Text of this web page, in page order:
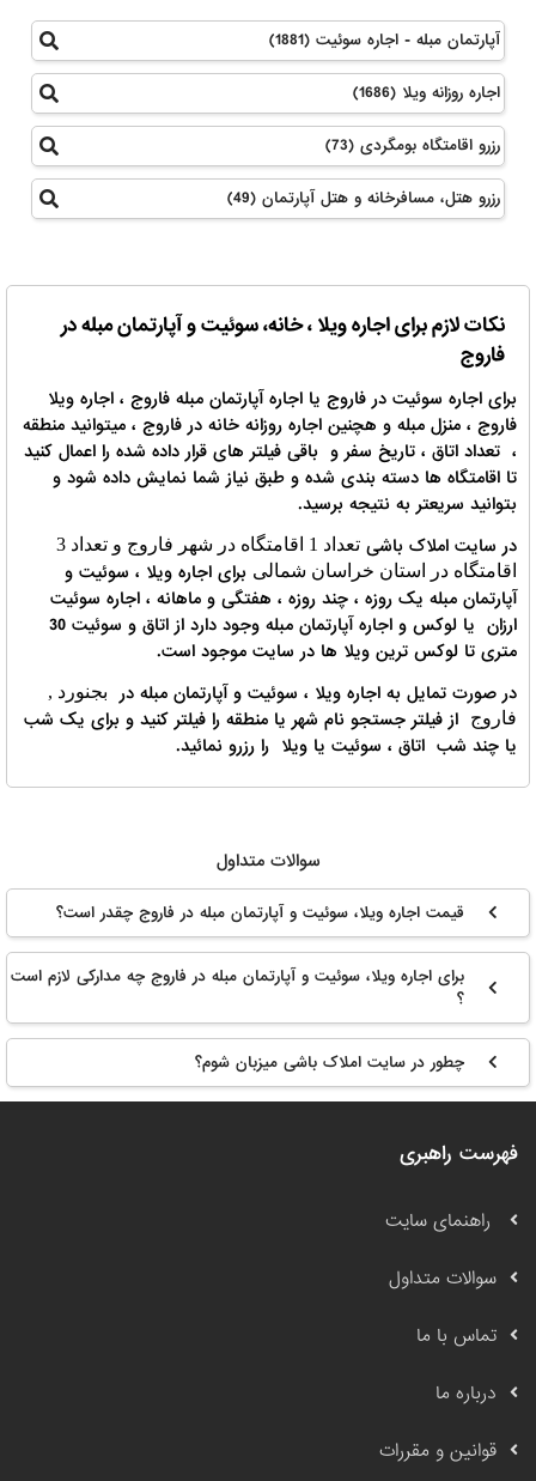
آپارتمان مبله - اجاره سوئیت (1881)
اجاره روزانه ویلا (1686)
رزرو اقامتگاه بومگردی (73)
رزرو هتل، مسافرخانه و هتل آپارتمان (49)
نکات لازم برای اجاره ویلا ، خانه، سوئیت و آپارتمان مبله در
فاروج
برای اجاره سوئیت در فاروج یا اجاره آپارتمان مبله فاروج ، اجاره ویلا
فاروج ، منزل مبله و هچنین اجاره روزانه خانه در فاروج ، میتوانید منطقه
، تعداد اتاق ، تاریخ سفر و باقی فیلتر های قرار داده شده را اعمال کنید
تا اقامتگاه ها دسته بندی شده و طبق نیاز شما نمایش داده شود و
بتوانید سریعتر به نتیجه برسید.
در سایت املاک باشی
تعداد 1 اقامتگاه در شهر فاروج و تعداد 3
اقامتگاه در استان خراسان شمالی برای اجاره ویلا ، سوئیت و
آپارتمان مبله یک روزه ، چند روزه ، هفتگی و ماهانه ، اجاره سوئیت
ارزان یا لوکس و اجاره آپارتمان مبله وجود دارد از اتاق و سوئیت 30
متری تا لوکس ترین ویلا ها در سایت موجود است.
در صورت تمایل به اجاره ویلا ، سوئیت و آپارتمان مبله در
بجنورد ,
فاروج
از فیلتر جستجو نام شهر یا منطقه را فیلتر کنید و برای یک شب
یا چند شب اتاق ، سوئیت یا ویلا را رزرو نمائید.
سوالات متداول
قیمت اجاره ویلا، سوئیت و آپارتمان مبله در فاروج چقدر است؟
برای اجاره ویلا، سوئیت و آپارتمان مبله در فاروج چه مدارکی لازم است
؟
چطور در سایت املاک باشی میزبان شوم؟
فهرست راهبری
راهنمای سایت
سوالات متداول
تماس با ما
درباره ما
قوانین و مقررات